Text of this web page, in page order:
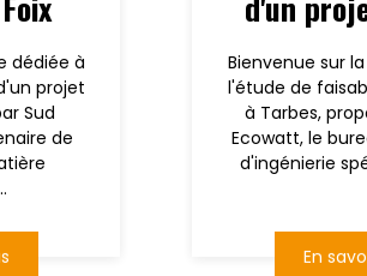
dédiée à
projet
Sud
de
Bienvenue sur
l'étude de
à Tarbes,
Ecowatt, le
d'ingénierie
En